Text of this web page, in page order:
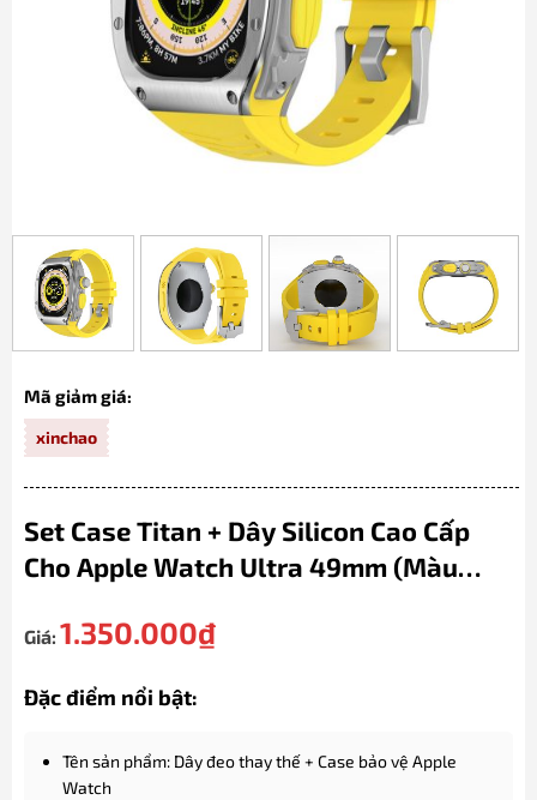
Mã giảm giá:
xinchao
Set Case Titan + Dây Silicon Cao Cấp
Cho Apple Watch Ultra 49mm (màu
Giá: 1.350.000₫
Đặc điểm nổi bật:
Tên sản phẩm: Dây đeo thay thế + Case bảo vệ Apple
Watch